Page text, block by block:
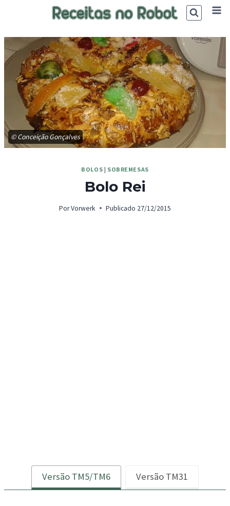
© Conceição Gonçalves
BOLOS | SOBREMESAS
Bolo Rei
PorVorwerk Publicado 27/12/2015
Versão TM5/TM6 Versão TM31